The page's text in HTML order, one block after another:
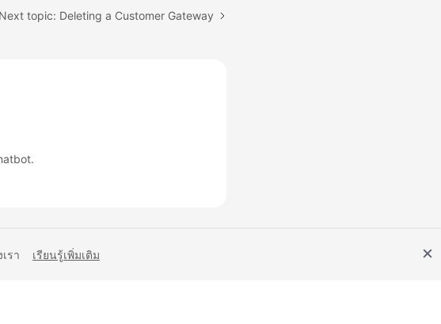
Next topic: Deleting a Customer Gateway
รา เรียนรู้เพิ่มเติม